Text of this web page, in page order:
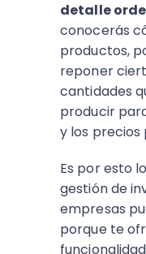
detalle
conocerás
productos,
reponer
cantidades
producir
y los
Es por esto
gestión de
empresas
porque te